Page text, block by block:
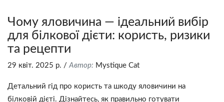
Чому яловичина — ідеальний вибір
для білкової дієти: користь, ризики
та рецепти
29 квіт. 2025 р. / Автор: Mystique Сat
Детальний гід про користь та шкоду яловичини на
білковій дієті. Дізнайтесь, як правильно готувати